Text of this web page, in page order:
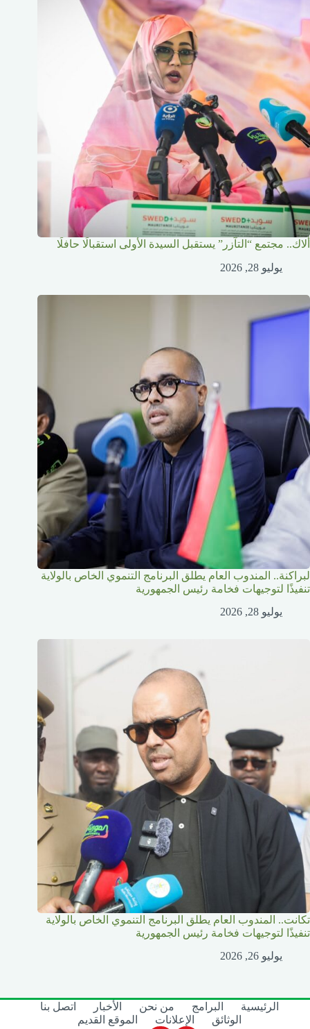
ألاك.. مجتمع “التآزر” يستقبل السيدة الأولى استقبالًا حافلًا
يوليو 28, 2026
لبراكنة.. المندوب العام يطلق البرنامج التنموي الخاص بالولاية
تنفيذًا لتوجيهات فخامة رئيس الجمهورية
يوليو 28, 2026
تكانت.. المندوب العام يطلق البرنامج التنموي الخاص بالولاية
تنفيذًا لتوجيهات فخامة رئيس الجمهورية
يوليو 26, 2026
الرئيسية البرامج من نحن الأخبار
اتصل بنا
الوثائق
الإعلانات الموقع القديم